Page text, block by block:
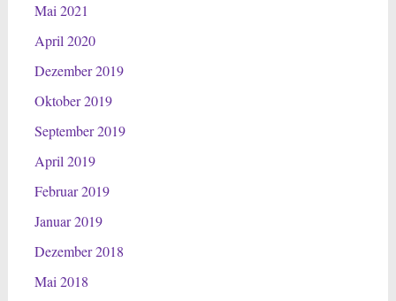
Mai 2021
April 2020
Dezember 2019
Oktober 2019
September 2019
April 2019
Februar 2019
Januar 2019
Dezember 2018
Mai 2018